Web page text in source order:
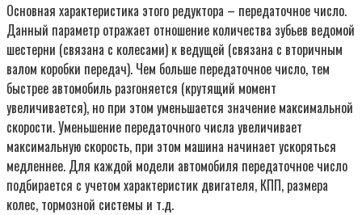
Основная характеристика этого редуктора – передаточное число.
Данный параметр отражает отношение количества зубьев ведомой
шестерни (связана с колесами) к ведущей (связана с вторичным
валом коробки передач). Чем больше передаточное число, тем
быстрее автомобиль разгоняется (крутящий момент
увеличивается), но при этом уменьшается значение максимальной
скорости. Уменьшение передаточного числа увеличивает
максимальную скорость, при этом машина начинает ускоряться
медленнее. Для каждой модели автомобиля передаточное число
подбирается с учетом характеристик двигателя, КПП, размера
колес, тормозной системы и т.д.